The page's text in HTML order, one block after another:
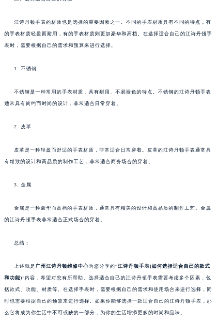
江诗丹顿手表的材质也是选择的重要因素之一。不同的手表材质具有不同的特点，有
的手表材质轻盈而耐用，有的手表材质则更加豪华和高档。在选择适合自己的江诗丹顿手
表时，需要根据自己的需求和预算来进行选择。
1. 不锈钢
不锈钢是一种常用的手表材质，具有耐用、不易褪色的特点。不锈钢的江诗丹顿手表
通常具有简约而时尚的设计，非常适合日常穿着。
2. 皮革
皮革是一种轻盈而舒适的手表材质，非常适合日常穿着。皮革的江诗丹顿手表通常具
有精致的设计和高品质的制作工艺，非常适合商务场合的穿着。
3. 金属
金属是一种豪华而高档的手表材质，通常具有精美的设计和高品质的制作工艺。金属
的江诗丹顿手表非常适合正式场合的穿着。
总结：
上述就是 广州江诗丹顿维修中心为您分享的“江诗丹顿手表(如何选择适合自己的款式
和功能)”内容，希望对您有所帮助。选择适合自己的江诗丹顿手表需要考虑多个因素，包
括款式、功能、材质等。在选择手表时，需要根据自己的需求和使用场合来进行选择，同
时也需要根据自己的预算来进行选择。如果你能够选择一款适合自己的江诗丹顿手表，那
么它将成为你生活中不可或缺的一部分，为你的生活增添更多的时尚和品味。